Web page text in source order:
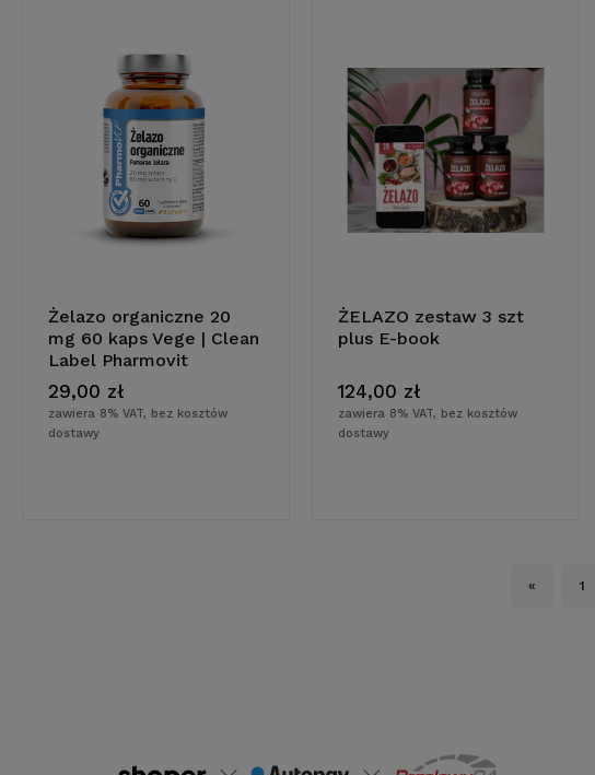
do koszyka
Żelazo organiczne 20
mg 60 kaps Vege | Clean
Label Pharmovit
29,00 zł
zawiera 8% VAT, bez kosztów
dostawy
ŻELAZO zestaw 3 szt
plus E-book
124,00 zł
zawiera 8% VAT, bez kosztów
dostawy
« 1